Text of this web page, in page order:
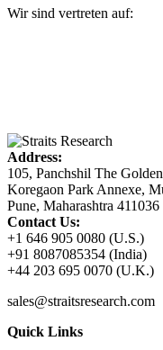
Wir sind vertreten auf:
Address:
105, Panchshil The
Koregaon Park Annexe,
Pune, Maharashtra 411036
Contact Us:
+1 646 905 0080 (U.S.)
+91 8087085354 (India)
+44 203 695 0070 (U.K.)
sales@straitsresearch.com
Quick Links